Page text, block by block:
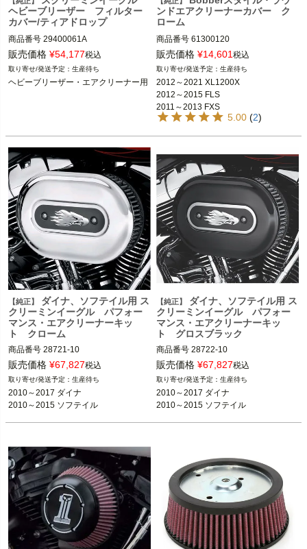
ヘビーブリーザー フィルター
カバー/ティアドロップ
商品番号 29400061A
ヘビーブリーザー・エアクリーナー装
着車
販売価格 ¥54,177税込
生産待ち
ヘビーブリーザー・エアクリーナー用
ンドエアクリーナーカバー ク
ローム
商品番号 61300120
2012～2021 XL1200X
2012～2015 FLS
※標準装備のラウンドエアクリーナー
装着車
ソン）
販売価格 ¥14,601 税込
生産待ち
2012～2021 XL1200X
2012～2015 FLS
2011～2013 FXS
5.00 (2)
【純正】
ダイナ、ソフテイル用 ス
クリーミンイーグル パフォー
マンス・エアクリーナーキッ
ト クローム
商品番号 28721-10
2010～2017 ダイナ
2010～2015 ソフテイル
Screamin Eagle（スクリーミンイーグ
販売価格 ¥67,827税込
生産待ち
2010～2017 ダイナ
2010～2015 ソフテイル
【純正】
ダイナ、ソフテイル用 ス
クリーミンイーグル パフォー
マンス・エアクリーナーキッ
ト グロスブラック
商品番号 28722-10
2010～2017 ダイナ
2010～2015 ソフテイル
Screamin Eagle（スクリーミンイーグ
販売価格 ¥67,827税込
生産待ち
2010～2017 ダイナ
2010～2015 ソフテイル